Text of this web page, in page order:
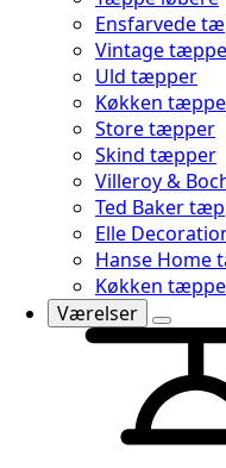
Ensfarvede
Vintage
Uld tæpper
Køkken
Store tæpper
Skind tæpper
Villeroy &
Ted Baker
Elle
Hanse Home
Køkken
Værelser